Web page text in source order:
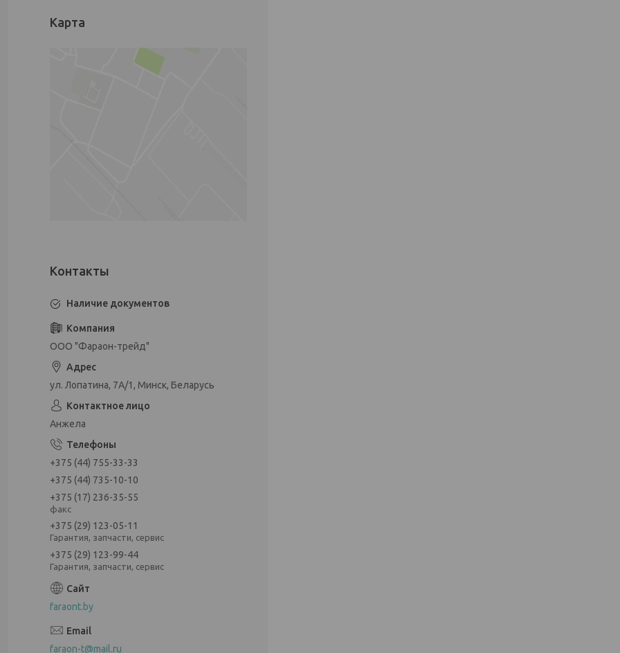
Карта
Наличие документов
ООО "Фараон-трейд"
ул. Лопатина, 7А/1, Минск, Беларусь
Анжела
+375 (44) 755-33-33
+375 (44) 735-10-10
+375 (17) 236-35-55
факс
+375 (29) 123-05-11
Гарантия, запчасти, сервис
+375 (29) 123-99-44
Гарантия, запчасти, сервис
faraont.by
faraon-t@mail.ru